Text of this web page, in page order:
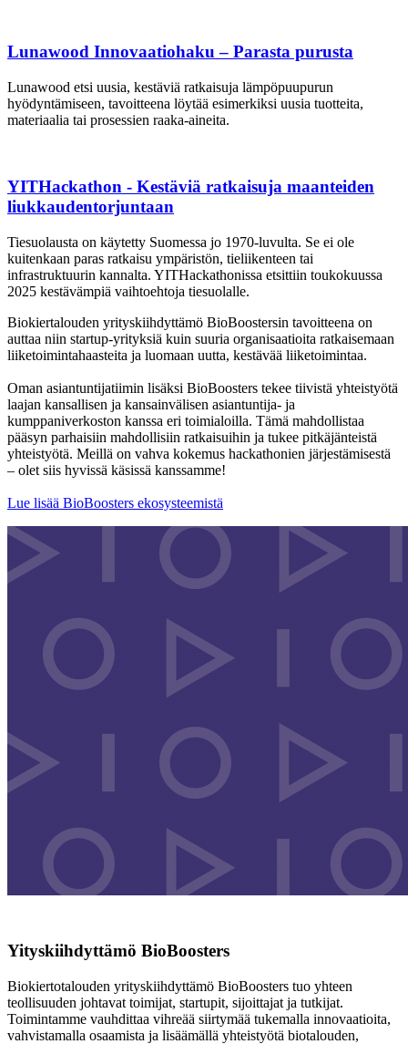
Lunawood Innovaatiohaku – Parasta purusta
Lunawood etsi uusia, kestäviä ratkaisuja lämpöpuupurun
hyödyntämiseen, tavoitteena löytää esimerkiksi uusia tuotteita,
materiaalia tai prosessien raaka-aineita.
YITHackathon - Kestäviä ratkaisuja maanteiden
liukkaudentorjuntaan
Tiesuolausta on käytetty Suomessa jo 1970-luvulta. Se ei ole
kuitenkaan paras ratkaisu ympäristön, tieliikenteen tai
infrastruktuurin kannalta. YITHackathonissa etsittiin toukokuussa
2025 kestävämpiä vaihtoehtoja tiesuolalle.
Biokiertalouden yrityskiihdyttämö BioBoostersin tavoitteena on
auttaa niin startup-yrityksiä kuin suuria organisaatioita ratkaisemaan
liiketoimintahaasteita ja luomaan uutta, kestävää liiketoimintaa.
Oman asiantuntijatiimin lisäksi BioBoosters tekee tiivistä yhteistyötä
laajan kansallisen ja kansainvälisen asiantuntija- ja
kumppaniverkoston kanssa eri toimialoilla. Tämä mahdollistaa
pääsyn parhaisiin mahdollisiin ratkaisuihin ja tukee pitkäjänteistä
yhteistyötä. Meillä on vahva kokemus hackathonien järjestämisestä
– olet siis hyvissä käsissä kanssamme!
Lue lisää BioBoosters ekosysteemistä
Yityskiihdyttämö BioBoosters
Biokiertotalouden yrityskiihdyttämö BioBoosters tuo yhteen
teollisuuden johtavat toimijat, startupit, sijoittajat ja tutkijat.
Toimintamme vauhdittaa vihreää siirtymää tukemalla innovaatioita,
vahvistamalla osaamista ja lisäämällä yhteistyötä biotalouden,